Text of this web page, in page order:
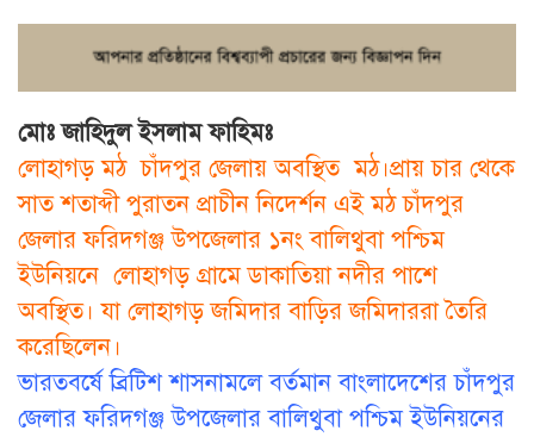
মোঃ জাহিদুল ইসলাম ফাহিমঃ
লোহাগড় মঠ চাঁদপুর জেলায় অবস্থিত মঠ।প্রায় চার থেকে
সাত শতাব্দী পুরাতন প্রাচীন নিদের্শন এই মঠ চাঁদপুর
জেলার ফরিদগঞ্জ উপজেলার ১নং বালিথুবা পশ্চিম
ইউনিয়নে লোহাগড় গ্রামে ডাকাতিয়া নদীর পাশে
অবস্থিত। যা লোহাগড় জমিদার বাড়ির জমিদাররা তৈরি
করেছিলেন।
ভারতবর্ষে ব্রিটিশ শাসনামলে বর্তমান বাংলাদেশের চাঁদপুর
জেলার ফরিদগঞ্জ উপজেলার বালিথুবা পশ্চিম ইউনিয়নের